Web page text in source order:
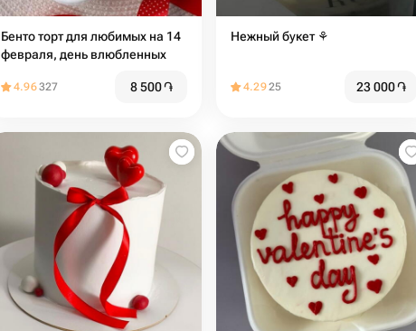
Бенто торт для любимых на 14
февраля, день влюбленных
4.96327 8 500֏
Нежный букет ⚘️
4.2925 23 000֏